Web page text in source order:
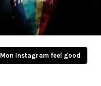
Mon Instagram feel good